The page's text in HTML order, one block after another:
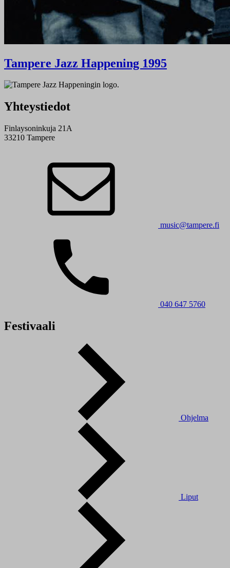
Tampere Jazz Happening 1995
Yhteystiedot
Finlaysoninkuja 21A
33210 Tampere
music@tampere.fi
040 647 5760
Festivaali
Ohjelma
Liput